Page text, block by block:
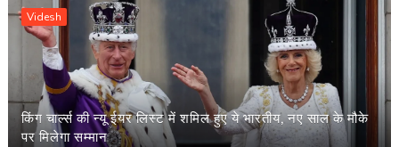
Videsh
किंग चार्ल्स की न्यू ईयर लिस्ट में शमिल हुए ये भारतीय, नए साल के मौके
पर मिलेगा सम्मान